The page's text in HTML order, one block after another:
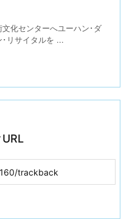
化センターへユーハン･ダ
リサイタルを ...